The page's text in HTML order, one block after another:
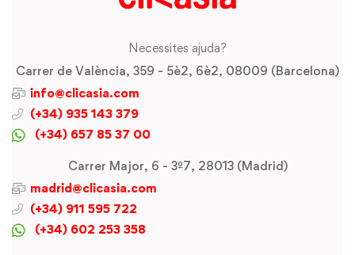
Necessites ajuda?
Carrer de València, 359 - 5è2, 6è2, 08009 (Barcelona)
info@clicasia.com
(+34) 935 143 379
(+34) 657 85 37 00
Carrer Major, 6 - 3º7, 28013 (Madrid)
madrid@clicasia.com
(+34) 911 595 722
(+34) 602 253 358